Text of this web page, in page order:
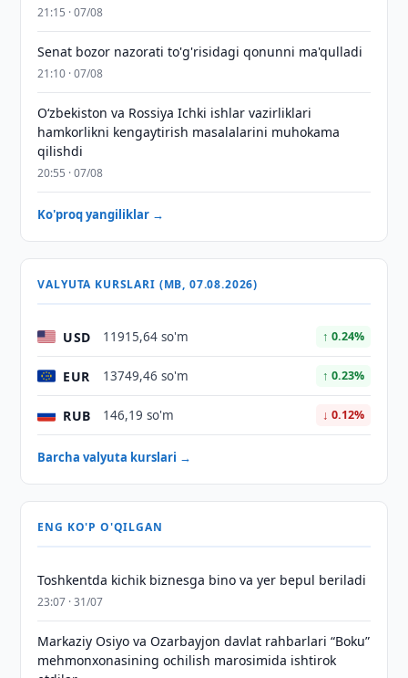
21:15 · 07/08
Senat bozor nazorati to'g'risidagi qonunni ma'qulladi
21:10 · 07/08
Oʻzbekiston va Rossiya Ichki ishlar vazirliklari
hamkorlikni kengaytirish masalalarini muhokama
qilishdi
20:55 · 07/08
Ko'proq yangiliklar →
VALYUTA KURSLARI (MB, 07.08.2026)
USD 11915,64 so'm ↑ 0.24%
EUR 13749,46 so'm ↑ 0.23%
RUB 146,19 so'm ↓ 0.12%
Barcha valyuta kurslari →
ENG KO'P O'QILGAN
Toshkentda kichik biznesga bino va yer bepul beriladi
23:07 · 31/07
Markaziy Osiyo va Ozarbayjon davlat rahbarlari “Boku”
mehmonxonasining ochilish marosimida ishtirok